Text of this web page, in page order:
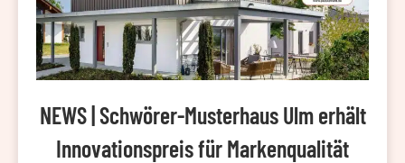
NEWS | Schwörer-Musterhaus Ulm erhält
Innovationspreis für Markenqualität